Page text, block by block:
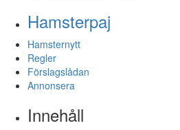
Hamsterpaj
Hamsternytt
Regler
Förslagslådan
Annonsera
Innehåll